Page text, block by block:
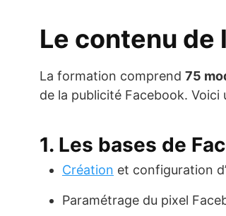
Le contenu de
La formation comprend 75
de la publicité Facebook.
1. Les bases de
Création et configuration
Paramétrage du pixel